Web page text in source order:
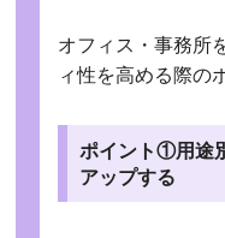
オフィス・事務所
ィ性を高める際の
ポイント①用途
アップする